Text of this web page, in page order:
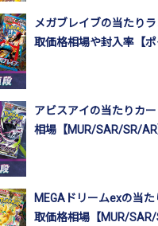
メガブレイブの当たり
取価格相場や封入率【ポ
アビスアイの当たりカ
相場【MUR/SAR/SR/AR
MEGAドリームexの当
取価格相場【MUR/SAR/